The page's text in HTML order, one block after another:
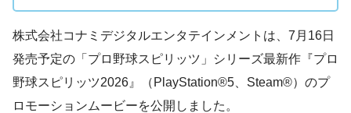
株式会社コナミデジタルエンタテインメントは、7月16日
発売予定の「プロ野球スピリッツ」シリーズ最新作『プロ
野球スピリッツ2026』（PlayStation®5、Steam®）のプ
ロモーションムービーを公開しました。